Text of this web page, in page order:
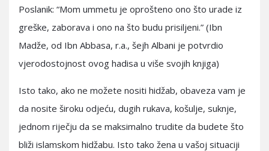
Poslanik: “Mom ummetu je oprošteno ono što urade iz
greške, zaborava i ono na što budu prisiljeni.” (Ibn
Madže, od Ibn Abbasa, r.a., šejh Albani je potvrdio
vjerodostojnost ovog hadisa u više svojih knjiga)
Isto tako, ako ne možete nositi hidžab, obaveza vam je
da nosite široku odjeću, dugih rukava, košulje, suknje,
jednom riječju da se maksimalno trudite da budete što
bliži islamskom hidžabu. Isto tako žena u vašoj situaciji